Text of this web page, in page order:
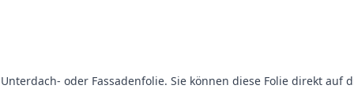
oder Fassadenfolie. Sie können diese Folie direkt